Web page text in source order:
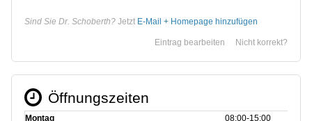
Sind Sie Dr. Schoberth? Jetzt E-Mail + Homepage hinzufügen
Nicht korrekt?
Eintrag bearbeiten
Öffnungszeiten
Montag
08:00‑15:00